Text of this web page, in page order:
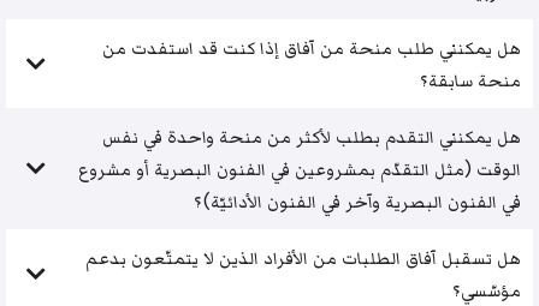
هل يمكنني طلب منحة من آفاق إذا كنت قد استفدت من
منحة سابقة؟
هل يمكنني التقدم بطلب لأكثر من منحة واحدة في نفس
الوقت (مثل التقدّم بمشروعين في الفنون البصرية أو مشروع
في الفنون البصرية وآخر في الفنون الأدائيّة)؟
هل تسقبل آفاق الطلبات من الأفراد الذين لا يتمتّعون بدعم
مؤسّسي؟